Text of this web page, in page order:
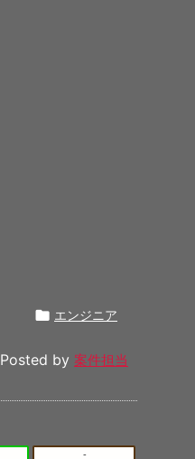
 エンジニア
Posted by 案件担当
-